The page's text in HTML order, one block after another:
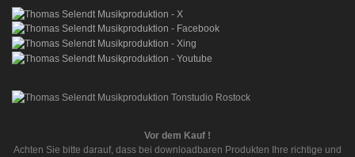
Vor dem Kauf !
Achten Sie bitte darauf, dass bei downloadbaren Produkten Ihre richtige und